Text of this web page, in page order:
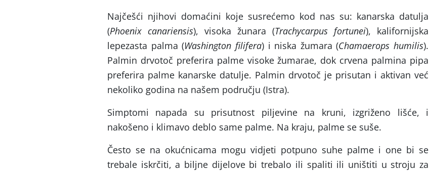
Najčešći njihovi domaćini koje susrećemo kod nas su: kanarska datulja
(Phoenix canariensis), visoka žunara (Trachycarpus fortunei), kalifornijska
lepezasta palma (Washington filifera) i niska žumara (Chamaerops humilis).
Palmin drvotoč preferira palme visoke žumarae, dok crvena palmina pipa
preferira palme kanarske datulje. Palmin drvotoč je prisutan i aktivan već
nekoliko godina na našem području (Istra).
Simptomi napada su prisutnost piljevine na kruni, izgriženo lišće, i
nakošeno i klimavo deblo same palme. Na kraju, palme se suše.
Često se na okućnicama mogu vidjeti potpuno suhe palme i one bi se
trebale iskrčiti, a biljne dijelove bi trebalo ili spaliti ili uništiti u stroju za